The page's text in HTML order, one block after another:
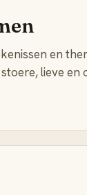
en
lieve en